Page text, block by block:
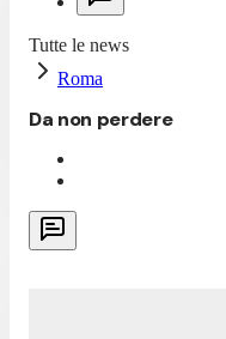
Tutte le news
Roma
Da non perdere